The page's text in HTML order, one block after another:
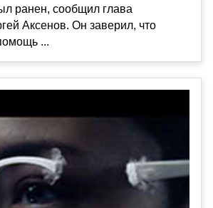
ранен, сообщил глава
Аксенов. Он заверил, что
...